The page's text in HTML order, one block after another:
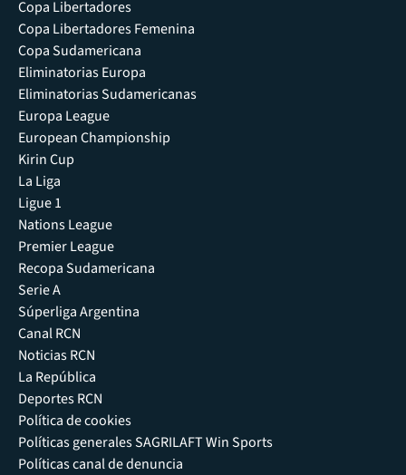
Copa Libertadores
Copa Libertadores Femenina
Copa Sudamericana
Eliminatorias Europa
Eliminatorias Sudamericanas
Europa League
European Championship
Kirin Cup
La Liga
Ligue 1
Nations League
Premier League
Recopa Sudamericana
Serie A
Súperliga Argentina
Canal RCN
Noticias RCN
La República
Deportes RCN
Política de cookies
Políticas generales SAGRILAFT Win Sports
Políticas canal de denuncia